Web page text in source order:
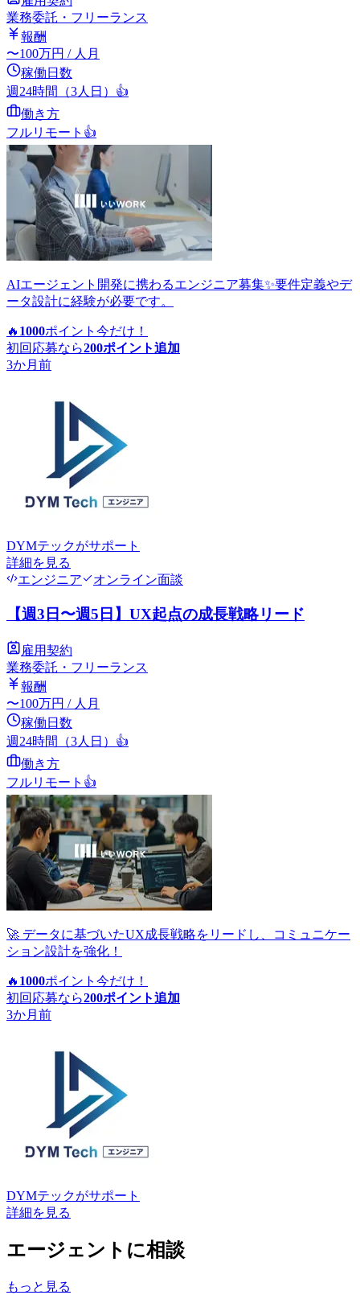
業務委託・フリーランス
報酬
〜100万円 / 人月
稼働日数
週24時間（3人日） 👍
働き方
フルリモート 👍
AIエージェント開発に携わるエンジニア募集✨要件定義やデ
ータ設計に経験が必要です。
🔥 1000ポイント 今だけ！
初回応募なら200ポイント追加
3か月前
DYMテックがサポート
詳細を見る
エンジニア
オンライン面談
【週3日〜週5日】UX起点の成長戦略リード
雇用契約
業務委託・フリーランス
報酬
〜100万円 / 人月
稼働日数
週24時間（3人日） 👍
働き方
フルリモート 👍
🚀 データに基づいたUX成長戦略をリードし、コミュニケー
ション設計を強化！
🔥 1000ポイント 今だけ！
初回応募なら200ポイント追加
3か月前
DYMテックがサポート
詳細を見る
エージェントに相談
もっと見る